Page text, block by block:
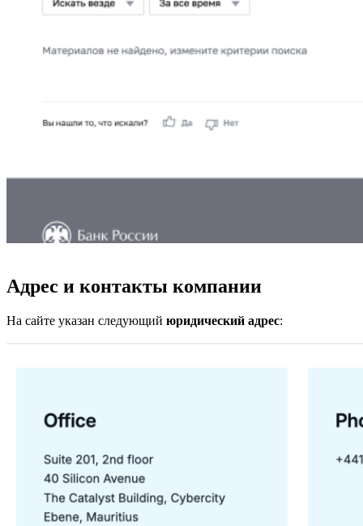
Адрес и контакты компании
На сайте указан следующий юридический адрес: